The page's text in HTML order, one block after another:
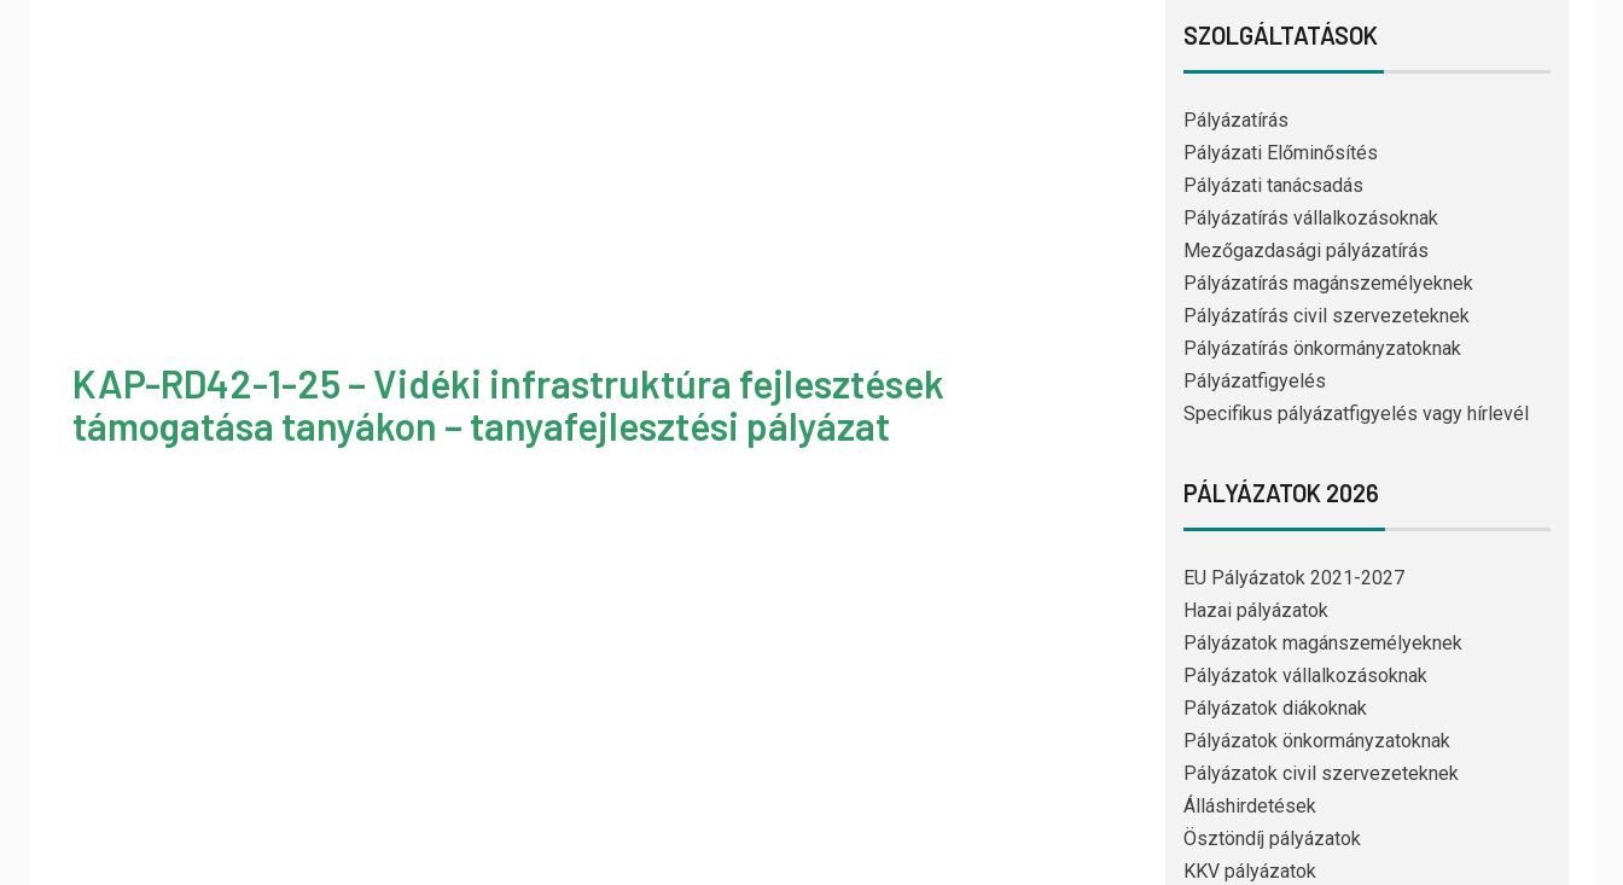
KAP-RD42-1-25 – Vidéki infrastruktúra fejlesztések
támogatása tanyákon – tanyafejlesztési pályázat
SZOLGÁLTATÁSOK
Pályázatírás
Pályázati Előminősítés
Pályázati tanácsadás
Pályázatírás vállalkozásoknak
Mezőgazdasági pályázatírás
Pályázatírás magánszemélyeknek
Pályázatírás civil szervezeteknek
Pályázatírás önkormányzatoknak
Pályázatfigyelés
Specifikus pályázatfigyelés vagy hírlevél
PÁLYÁZATOK 2026
EU Pályázatok 2021-2027
Hazai pályázatok
Pályázatok magánszemélyeknek
Pályázatok vállalkozásoknak
Pályázatok diákoknak
Pályázatok önkormányzatoknak
Pályázatok civil szervezeteknek
Álláshirdetések
Ösztöndíj pályázatok
KKV pályázatok